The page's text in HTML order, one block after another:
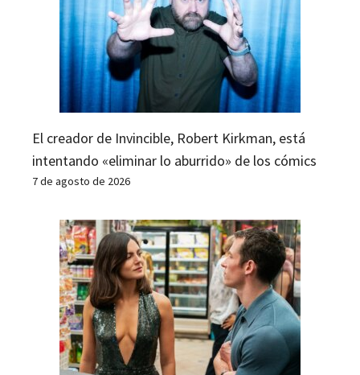
El creador de Invincible, Robert Kirkman, está
intentando «eliminar lo aburrido» de los cómics
7 de agosto de 2026